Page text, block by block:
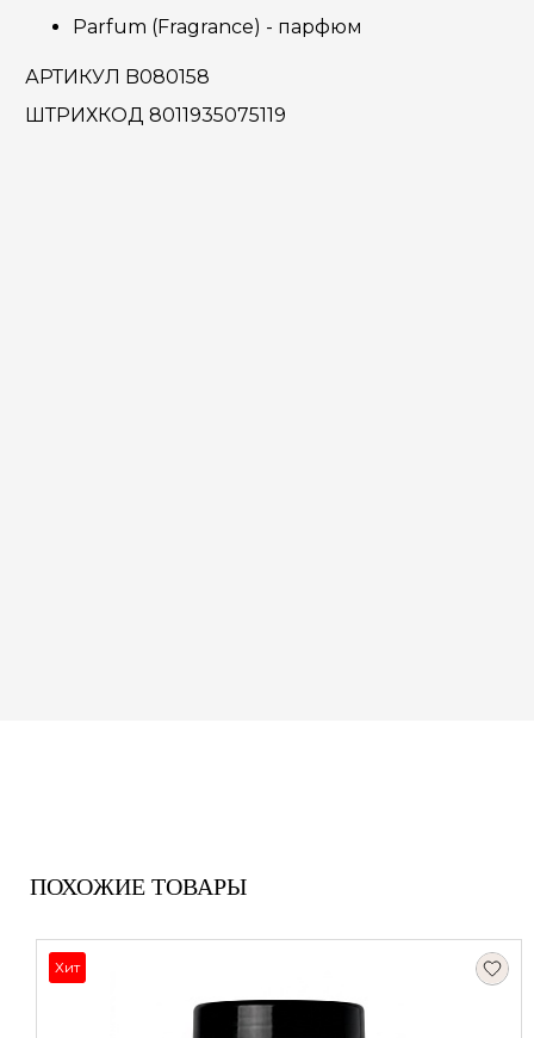
Parfum (Fragrance) - парфюм
АРТИКУЛ B080158
ШТРИХКОД 8011935075119
ПОХОЖИЕ ТОВАРЫ
Хит